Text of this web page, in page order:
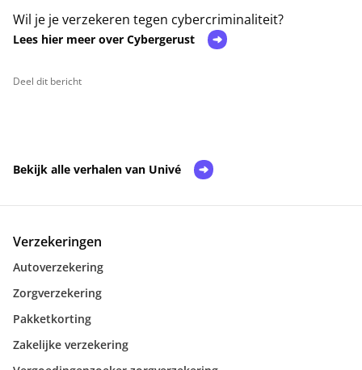
Wil je je verzekeren tegen cybercriminaliteit?
Lees hier meer over Cybergerust
Deel dit bericht
Bekijk alle verhalen van Univé
Verzekeringen
Autoverzekering
Zorgverzekering
Pakketkorting
Zakelijke verzekering